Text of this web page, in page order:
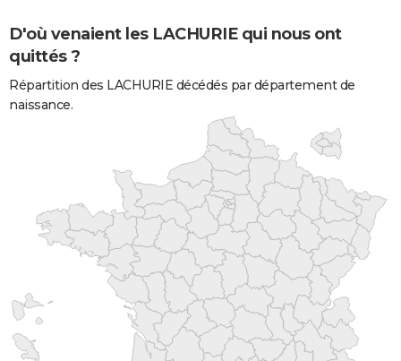
D'où venaient les LACHURIE qui nous ont
quittés ?
Répartition des LACHURIE décédés par département de
naissance.